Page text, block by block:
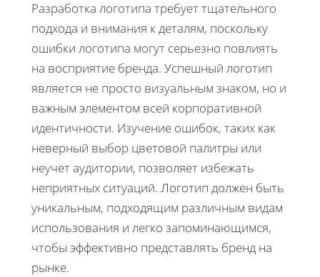
Разработка логотипа требует тщательного
подхода и внимания к деталям, поскольку
ошибки логотипа могут серьезно повлиять
на восприятие бренда. Успешный логотип
является не просто визуальным знаком, но и
важным элементом всей корпоративной
идентичности. Изучение ошибок, таких как
неверный выбор цветовой палитры или
неучет аудитории, позволяет избежать
неприятных ситуаций. Логотип должен быть
уникальным, подходящим различным видам
использования и легко запоминающимся,
чтобы эффективно представлять бренд на
рынке.